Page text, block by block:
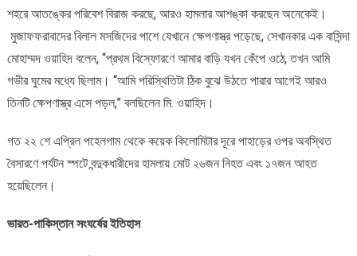
শহরে আতঙ্কের পরিবেশ বিরাজ করছে, আরও হামলার আশঙ্কা করছেন অনেকেই।
মুজাফফরাবাদের বিলাল মসজিদের পাশে যেখানে ক্ষেপণাস্ত্র পড়েছে, সেখানকার এক বাসিন্দা
মোহাম্মদ ওয়াহিদ বলেন, “প্রথম বিস্ফোরণে আমার বাড়ি যখন কেঁপে ওঠে, তখন আমি
গভীর ঘুমের মধ্যে ছিলাম। “আমি পরিস্থিতিটা ঠিক বুঝে উঠতে পারার আগেই আরও
তিনটি ক্ষেপণাস্ত্র এসে পড়ল,” বলছিলেন মি. ওয়াহিদ।
গত ২২ শে এপ্রিল পহেলগাম থেকে কয়েক কিলোমিটার দূরে পাহাড়ের ওপর অবস্থিত
বৈসারণে পর্যটন স্পটে বন্দুকধারীদের হামলায় মােট ২৬জন নিহত এবং ১৭জন আহত
হয়েছিলেন।
ভারত-পাকিস্তান সংঘর্ষের ইতিহাস